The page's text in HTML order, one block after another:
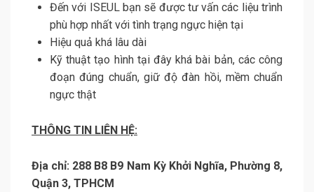
Đến với ISEUL bạn sẽ được tư vấn các liệu trình
phù hợp nhất với tình trạng ngực hiện tại
Hiệu quả khá lâu dài
Kỹ thuật tạo hình tại đây khá bài bản, các công
đoạn đúng chuẩn, giữ độ đàn hồi, mềm chuẩn
ngực thật
THÔNG TIN LIÊN HỆ:
Địa chỉ: 288 B8 B9 Nam Kỳ Khởi Nghĩa, Phường 8,
Quận 3, TPHCM